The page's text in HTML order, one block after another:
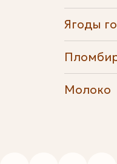
Ягоды
Молоко